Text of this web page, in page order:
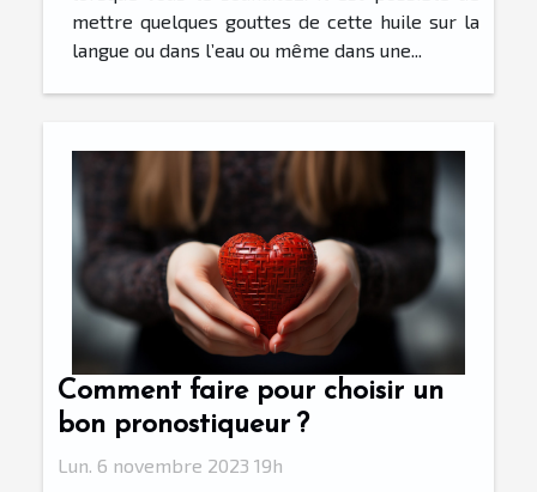
mettre quelques gouttes de cette huile sur la
langue ou dans l’eau ou même dans une...
Comment faire pour choisir un
bon pronostiqueur ?
Lun. 6 novembre 2023 19h